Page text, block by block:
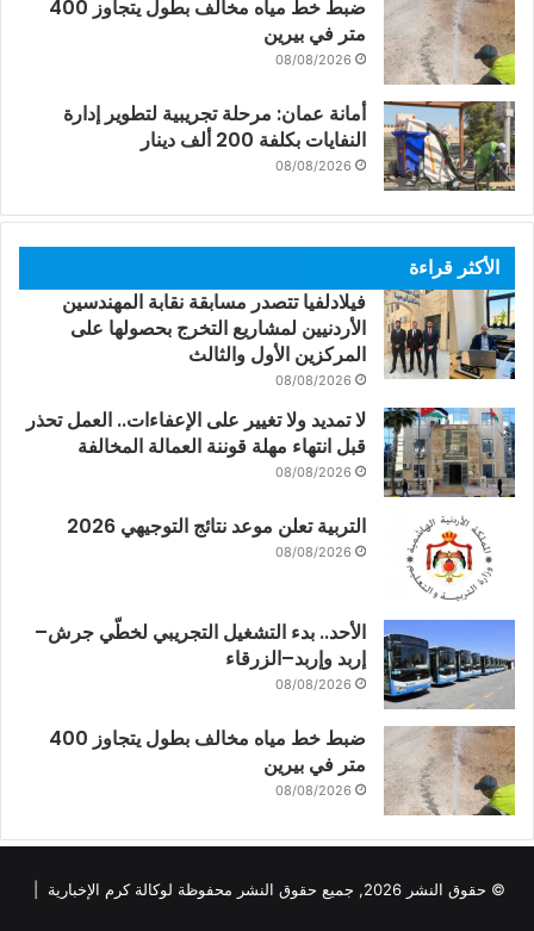
ضبط خط مياه مخالف بطول يتجاوز 400
متر في بيرين
08/08/2026
أمانة عمان: مرحلة تجريبية لتطوير إدارة
النفايات بكلفة 200 ألف دينار
08/08/2026
الأكثر قراءة
فيلادلفيا تتصدر مسابقة نقابة المهندسين
الأردنيين لمشاريع التخرج بحصولها على
المركزين الأول والثالث
08/08/2026
لا تمديد ولا تغيير على الإعفاءات.. العمل تحذر
قبل انتهاء مهلة قوننة العمالة المخالفة
08/08/2026
التربية تعلن موعد نتائج التوجيهي 2026
08/08/2026
الأحد.. بدء التشغيل التجريبي لخطّي جرش–
إربد وإربد–الزرقاء
08/08/2026
ضبط خط مياه مخالف بطول يتجاوز 400
متر في بيرين
08/08/2026
© حقوق النشر 2026, جميع حقوق النشر محفوظة لوكالة كرم الإخبارية |